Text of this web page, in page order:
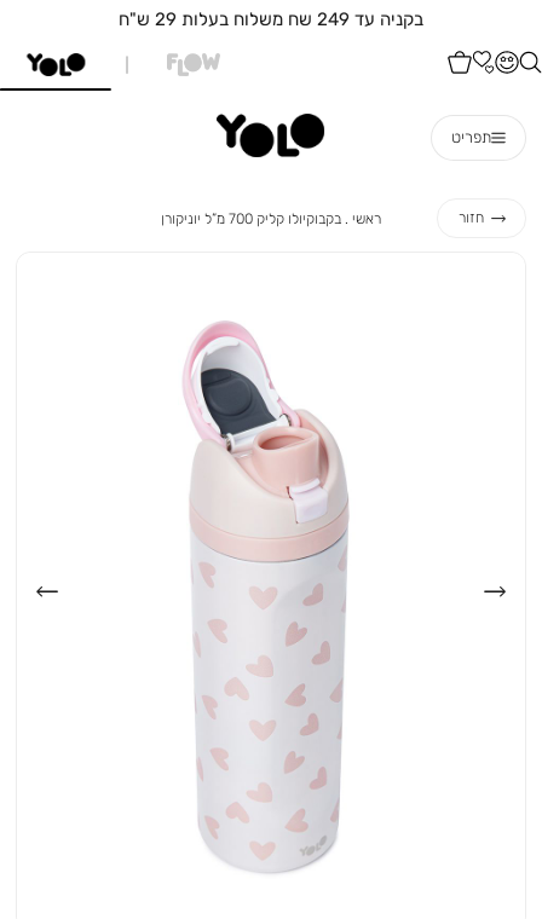
בקניה עד 249 שח משלוח בעלות 29 ש"ח
תפריט
חזור ראשי ראשי
בקבוקיולו קליק 700 מ”ל יוניקורן